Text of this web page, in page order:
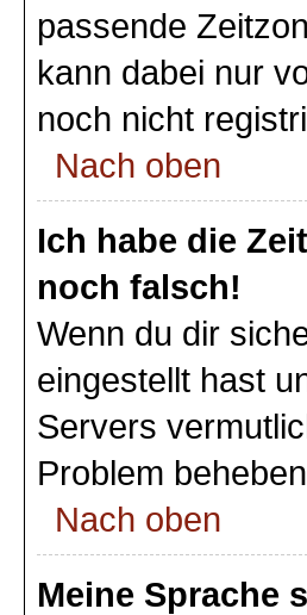
passende
kann dabei nur
noch nicht
Nach oben
Ich habe die
noch falsch!
Wenn du dir
eingestellt hast
Servers
Problem
Nach oben
Meine Sprache